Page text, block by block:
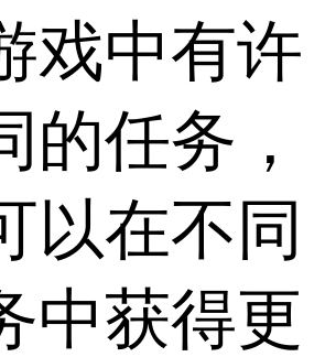
戏中有许
的任务，
以在不同
中获得更